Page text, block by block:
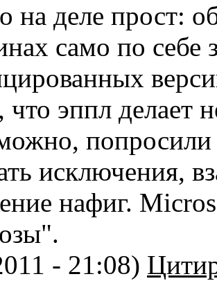
на деле прост:
само по себе
что эппл делает
попросили
исключения,
нафиг.
- 21:08)